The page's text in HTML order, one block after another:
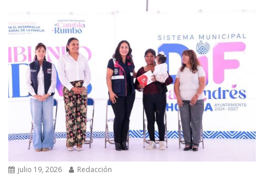
julio 19, 2026 Redacción